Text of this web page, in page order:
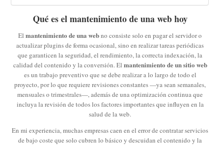
Qué es el mantenimiento de una web hoy
El mantenimiento de una webno consiste solo en pagar el servidor o
actualizar plugins de forma ocasional, sino en realizar tareas periódicas
que garanticen la seguridad, el rendimiento, la correcta indexación, la
calidad del contenido y la conversión. El mantenimiento de un sitio web
es un trabajo preventivo que se debe realizar a lo largo de todo el
proyecto, por lo que requiere revisiones constantes —ya sean semanales,
mensuales o trimestrales—, además de una optimización continua que
incluya la revisión de todos los factores importantes que influyen en la
salud de la web.
En mi experiencia, muchas empresas caen en el error de contratar servicios
de bajo coste que solo cubren lo básico y descuidan el contenido y la